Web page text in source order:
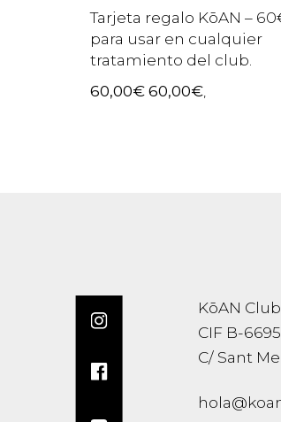
Tarjeta regalo KōAN –
para usar en cualquier
tratamiento del club.
60,00€60,00€
KōAN Club
CIF B-
C/ Sant